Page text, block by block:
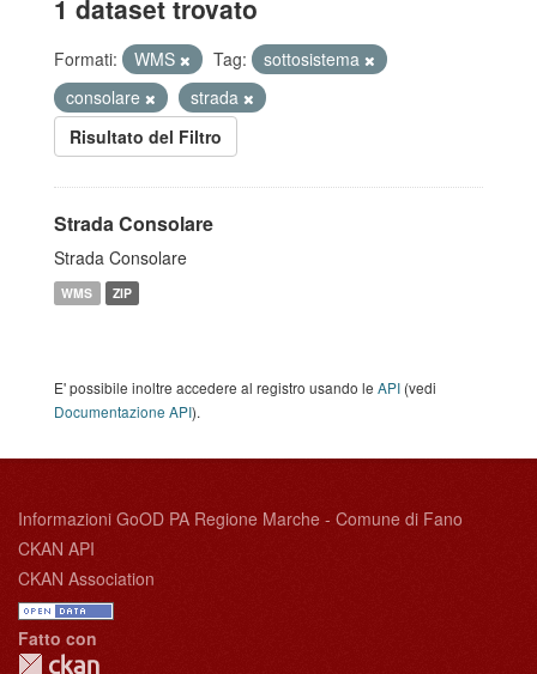
1 dataset trovato
Formati: WMS Tag:
sottosistema
consolare
strada
Risultato del Filtro
Strada Consolare
Strada Consolare
WMS ZIP
E' possibile inoltre accedere al registro usando le API (vedi
Documentazione API).
Informazioni GoOD PA Regione Marche - Comune di Fano
CKAN API
CKAN Association
Fatto con